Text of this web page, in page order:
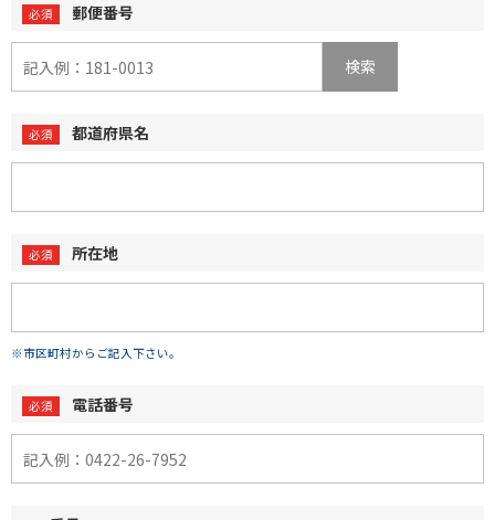
郵便番号
検索
都道府県名
所在地
※市区町村からご記入下さい。
電話番号